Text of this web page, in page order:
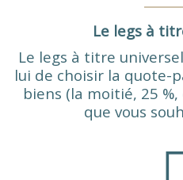
Le legs à
Le legs à titre
lui de choisir la quote-
biens (la moitié, 25
que vous